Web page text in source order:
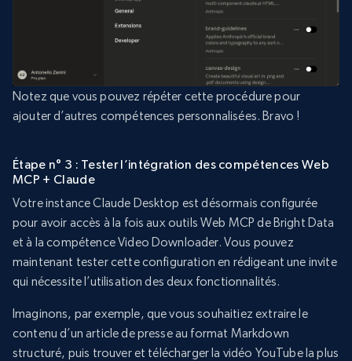
Notez que vous pouvez répéter cette procédure pour
ajouter d’autres compétences personnalisées. Bravo !
Étape n° 3 : Tester l’intégration des compétences Web
MCP + Claude
Votre instance Claude Desktop est désormais configurée
pour avoir accès à la fois aux outils Web MCP de Bright Data
et à la compétence Video Downloader. Vous pouvez
maintenant tester cette configuration en rédigeant une invite
qui nécessite l’utilisation des deux fonctionnalités.
Imaginons, par exemple, que vous souhaitiez extraire le
contenu d’un article de presse au format Markdown
structuré, puis trouver et télécharger la vidéo YouTube la plus